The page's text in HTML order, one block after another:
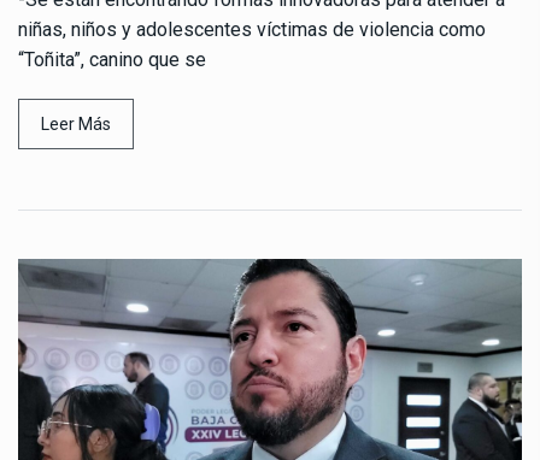
niñas, niños y adolescentes víctimas de violencia como
“Toñita”, canino que se
Leer Más